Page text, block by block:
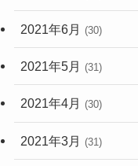
2021年6月 (30)
2021年5月 (31)
2021年4月 (30)
2021年3月 (31)